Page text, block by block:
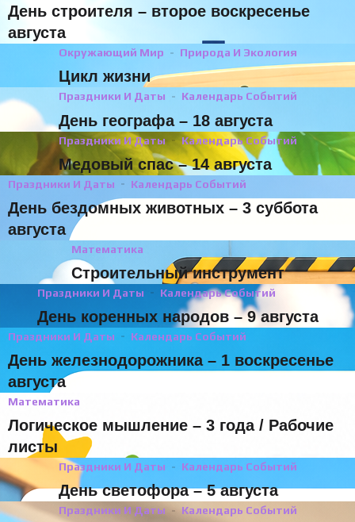
День строителя – второе воскресенье
августа
Окружающий Мир Природа И Экология
Цикл жизни
Праздники И Даты Календарь Событий
День географа – 18 августа
Праздники И Даты Календарь Событий
Медовый спас – 14 августа
Праздники И Даты Календарь Событий
День бездомных животных – 3 суббота
августа
Математика
Строительный инструмент
Праздники И Даты Календарь Событий
День коренных народов – 9 августа
Праздники И Даты Календарь Событий
День железнодорожника – 1 воскресенье
августа
Математика
Логическое мышление – 3 года / Рабочие
листы
Праздники И Даты Календарь Событий
День светофора – 5 августа
Праздники И Даты Календарь Событий